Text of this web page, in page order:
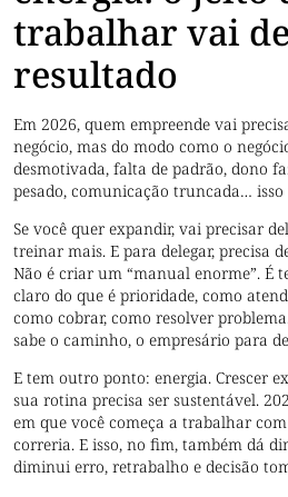
trabalhar vai
resultado
Em 2026, quem empreende vai
negócio, mas do modo como o
desmotivada, falta de padrão, dono
pesado, comunicação truncada…
Se você quer expandir, vai precisar
treinar mais. E para delegar, precisa
Não é criar um “manual enorme”. É
claro do que é prioridade, como
como cobrar, como resolver
sabe o caminho, o empresário para
E tem outro ponto: energia. Crescer
sua rotina precisa ser sustentável.
em que você começa a trabalhar
correria. E isso, no fim, também dá
diminui erro, retrabalho e decisão